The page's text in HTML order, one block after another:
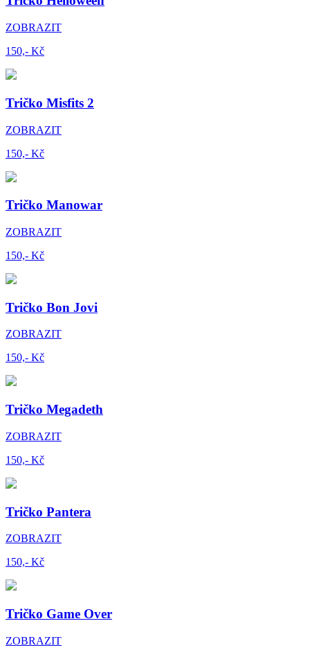
ZOBRAZIT
150,- Kč
Tričko Misfits 2
ZOBRAZIT
150,- Kč
Tričko Manowar
ZOBRAZIT
150,- Kč
Tričko Bon Jovi
ZOBRAZIT
150,- Kč
Tričko Megadeth
ZOBRAZIT
150,- Kč
Tričko Pantera
ZOBRAZIT
150,- Kč
Tričko Game Over
ZOBRAZIT